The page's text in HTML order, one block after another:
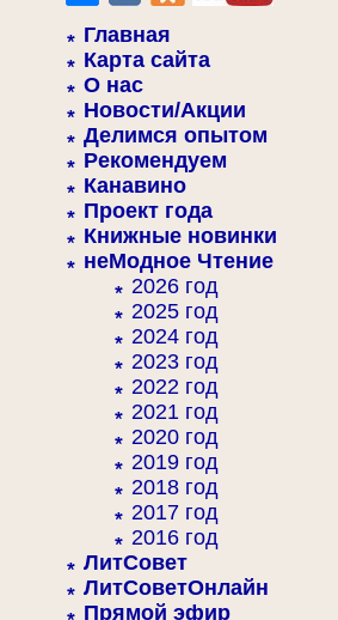
Главная
Карта сайта
О нас
Новости/Акции
Делимся опытом
Рекомендуем
Канавино
Проект года
Книжные новинки
неМодное Чтение
2026 год
2025 год
2024 год
2023 год
2022 год
2021 год
2020 год
2019 год
2018 год
2017 год
2016 год
ЛитСовет
ЛитСоветОнлайн
Прямой эфир